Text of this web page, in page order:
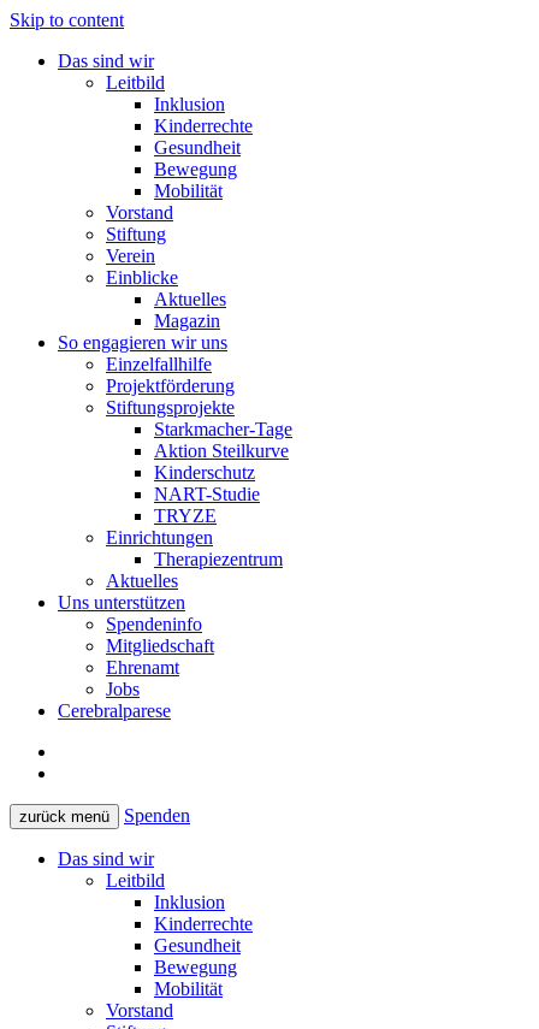
Skip to content
Das sind wir
Leitbild
Inklusion
Kinderrechte
Gesundheit
Bewegung
Mobilität
Vorstand
Stiftung
Verein
Einblicke
Aktuelles
Magazin
So engagieren wir uns
Einzelfallhilfe
Projektförderung
Stiftungsprojekte
Starkmacher-Tage
Aktion Steilkurve
Kinderschutz
NART-Studie
TRYZE
Einrichtungen
Therapiezentrum
Aktuelles
Uns unterstützen
Spendeninfo
Mitgliedschaft
Ehrenamt
Jobs
Cerebralparese
zurück menü Spenden
Das sind wir
Leitbild
Inklusion
Kinderrechte
Gesundheit
Bewegung
Mobilität
Vorstand